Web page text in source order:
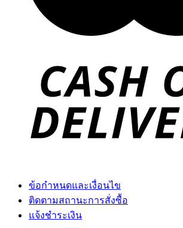
ข้อกำหนดและเงื่อนไข
ติดตามสถานะการสั่งซื้อ
แจ้งชำระเงิน